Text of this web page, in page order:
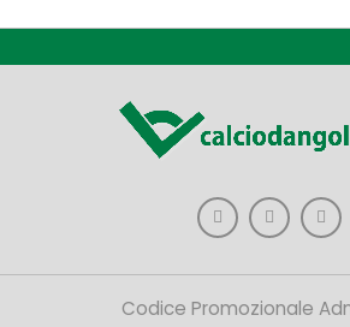
Codice Promozionale